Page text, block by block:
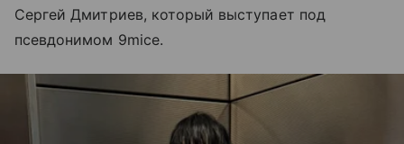
Сергей Дмитриев, который выступает под
псевдонимом 9mice.